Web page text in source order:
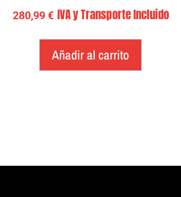
280,99€ IVA y Transporte Incluido
Añadir al carrito